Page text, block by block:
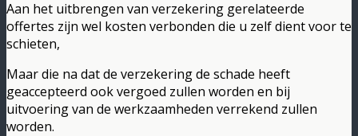
Aan het uitbrengen van verzekering gerelateerde
offertes zijn wel kosten verbonden die u zelf dient voor te
schieten,
Maar die na dat de verzekering de schade heeft
geaccepteerd ook vergoed zullen worden en bij
uitvoering van de werkzaamheden verrekend zullen
worden.